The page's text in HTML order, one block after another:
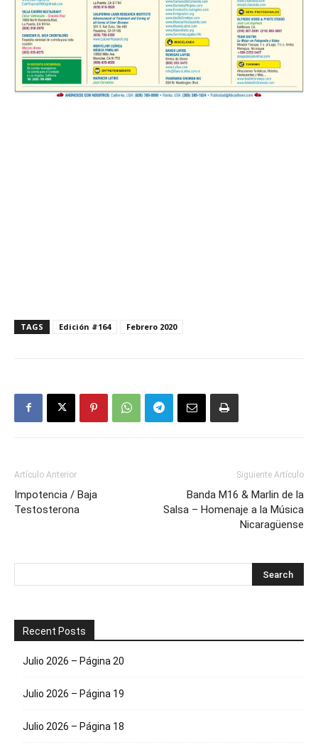
TAGS Edición #164 Febrero 2020
Artículo Anterior
Impotencia / Baja
Testosterona
Siguiente Artículo
Banda M16 & Marlin de la
Salsa – Homenaje a la Música
Nicaragüense
Recent Posts
Julio 2026 – Página 20
Julio 2026 – Página 19
Julio 2026 – Página 18